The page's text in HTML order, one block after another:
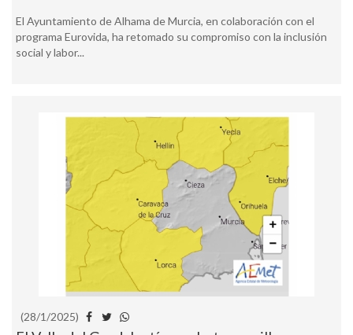
El Ayuntamiento de Alhama de Murcia, en colaboración con el
programa Eurovida, ha retomado su compromiso con la inclusión
social y labor...
(28/1/2025)